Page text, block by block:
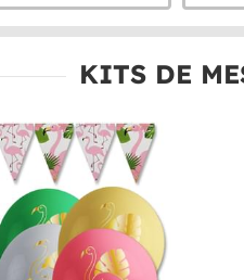
KITS DE